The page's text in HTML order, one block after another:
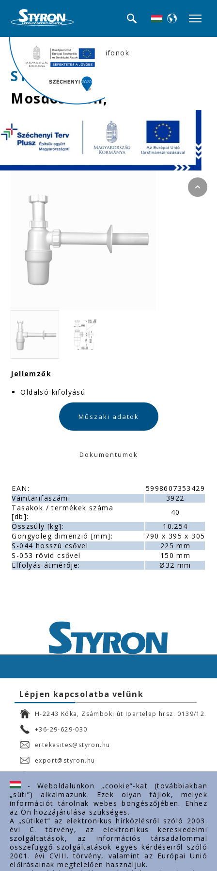
>>Mosdó búra-, és csőszifonok
STY-534-2
Mosdószifon,
nagyáteresztésű,
leeresztőszelep nélkül,
Ø32 mm-es elfolyással
Jellemzők
Oldalsó kifolyású
Műszaki adatok
Dokumentumok
EAN:
5998607353429
Vámtarifaszám:
3922
Tasakok / termékek száma
[db]:
40
Összsúly [kg]:
10.254
Göngyöleg dimenzió [mm]:
790 x 395 x 305
S-044 hosszú csővel
225 mm
S-053 rövid csővel
150 mm
Elfolyás átmérője:
Ø32 mm
Lépjen kapcsolatba velünk
H-2243 Kóka, Zsámboki út Ipartelep hrsz. 0139/12.
+36-29-629-030
ertekesites@styron.hu
export@styron.hu
Fontos linkek
Rólunk
Dokumentumok
Kapcsolat
- Weboldalunkon „cookie”-kat (továbbiakban
„süti”) alkalmazunk. Ezek olyan fájlok, melyek
információt tárolnak webes böngészőjében. Ehhez
az Ön hozzájárulása szükséges.
A „sütiket” az elektronikus hírközlésről szóló 2003.
évi C. törvény, az elektronikus kereskedelmi
szolgáltatások, az információs társadalommal
összefüggő szolgáltatások egyes kérdéseiről szóló
2001. évi CVIII. törvény, valamint az Európai Unió
előírásainak megfelelően használjuk.